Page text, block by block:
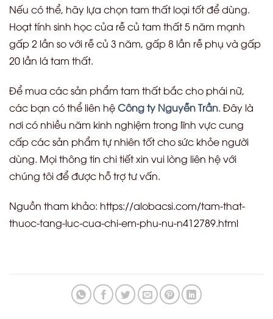
Nếu có thể, hãy lựa chọn tam thất loại tốt để dùng.
Hoạt tính sinh học của rễ củ tam thất 5 năm mạnh
gấp 2 lần so với rễ củ 3 năm, gấp 8 lần rễ phụ và gấp
20 lần lá tam thất.
Để mua các sản phẩm tam thất bắc cho phái nữ,
các bạn có thể liên hệCông ty Nguyễn Trần. Đây là
nơi có nhiều năm kinh nghiệm trong lĩnh vực cung
cấp các sản phẩm tự nhiên tốt cho sức khỏe người
dùng. Mọi thông tin chi tiết xin vui lòng liên hệ với
chúng tôi để được hỗ trợ tư vấn.
Nguồn tham khảo: https://alobacsi.com/tam-that-
thuoc-tang-luc-cua-chi-em-phu-nu-n412789.html